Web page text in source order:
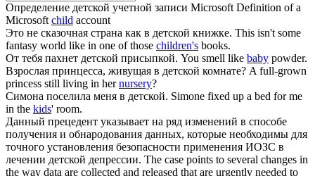
Определение детской учетной записи Microsoft Definition of a
Microsoftchild account
Это не сказочная страна как в детской книжке. This isn't some
fantasy world like in one of those children's books.
От тебя пахнет детской присыпкой. You smell like baby powder.
Взрослая принцесса, живущая в детской комнате? A full-grown
princess still living in hernursery?
Симона поселила меня в детской. Simone fixed up a bed for me
in the kids' room.
Данный прецедент указывает на ряд изменений в способе
получения и обнародования данных, которые необходимы для
точного установления безопасности применения ИОЗС в
лечении детской депрессии. The case points to several changes in
the way data are collected and released that are urgently needed to